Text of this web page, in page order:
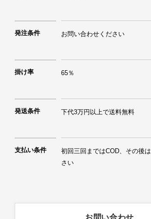
発注条件 お問い合わせください
掛け率 65％
発送条件 下代3万円以上で送料無料
支払い条件
初回三回まではCOD、その後
さい
お問い合わせ